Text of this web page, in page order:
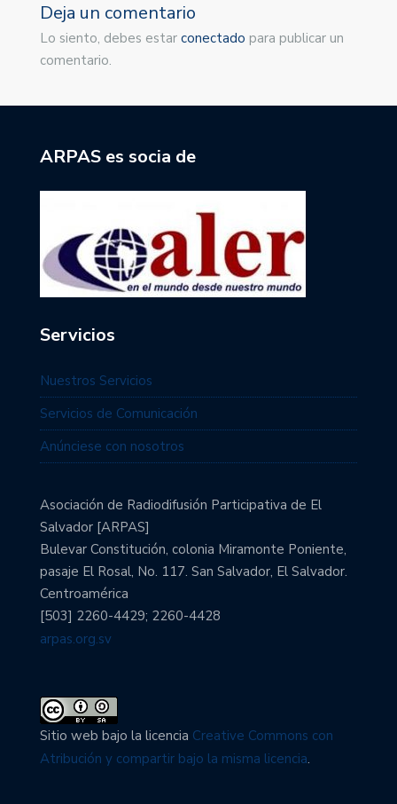
Deja un comentario
Lo siento, debes estar conectado para publicar un
comentario.
ARPAS es socia de
Servicios
Nuestros Servicios
Servicios de Comunicación
Anúnciese con nosotros
Asociación de Radiodifusión Participativa de El
Salvador [ARPAS]
Bulevar Constitución, colonia Miramonte Poniente,
pasaje El Rosal, No. 117. San Salvador, El Salvador.
Centroamérica
[503] 2260-4429; 2260-4428
arpas.org.sv
Sitio web bajo la licencia Creative Commons con
Atribución y compartir bajo la misma licencia.